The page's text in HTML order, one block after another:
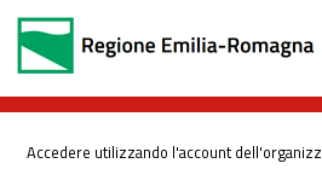
Accedere utilizzando l'account